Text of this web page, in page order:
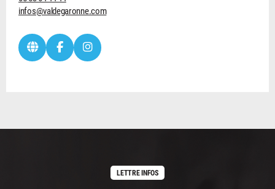
infos@valdegaronne.com
LETTRE INFOS